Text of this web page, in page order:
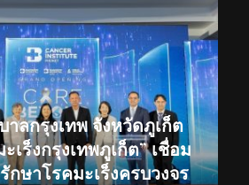
าลกรุงเทพ จังหวัดภูเก็ต
เร็งกรุงเทพภูเก็ต” เชื่อม
กษาโรคมะเร็งครบวงจร